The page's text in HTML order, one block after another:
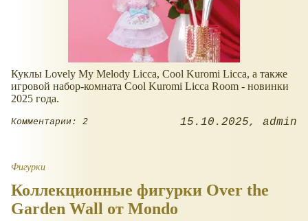
Куклы Lovely My Melody Licca, Cool Kuromi Licca, а также
игровой набор-комната Cool Kuromi Licca Room - новинки
2025 года.
Комментарии: 2 15.10.2025 admin
Фигурки
Коллекционные фигурки Over the
Garden Wall от Mondo